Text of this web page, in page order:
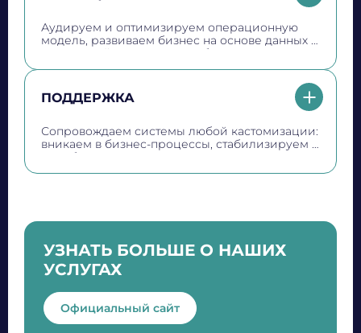
Аудируем и оптимизируем операционную
модель, развиваем бизнес на основе данных с
аналитикой и машинным обучением,
сокращаем себестоимость и оптимизируем
учета и цепей поставок
ПОДДЕРЖКА
Сопровождаем системы любой кастомизации:
вникаем в бизнес‑процессы, стабилизируем и
дорабатываем решения, консультируем,
выполняем регламентные работы и устраняем
УЗНАТЬ БОЛЬШЕ О НАШИХ
УСЛУГАХ
Официальный сайт